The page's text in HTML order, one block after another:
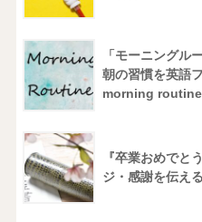
「モーニングル
朝の習慣を英語
morning
『卒業おめでと
ジ・感謝を伝え